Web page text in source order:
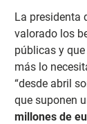
La presidenta
valorado los
públicas y
más lo
“desde abril
que suponen
millones de